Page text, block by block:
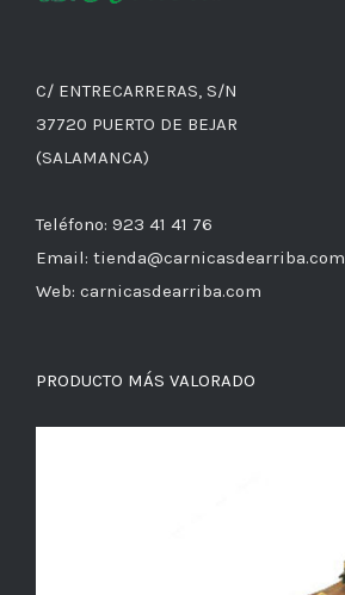
C/ ENTRECARRERAS, S/N
37720 PUERTO DE BEJAR
(SALAMANCA)
Teléfono: 923 41 41 76
Email: tienda@carnicasdearriba.com
Web: carnicasdearriba.com
PRODUCTO MÁS VALORADO